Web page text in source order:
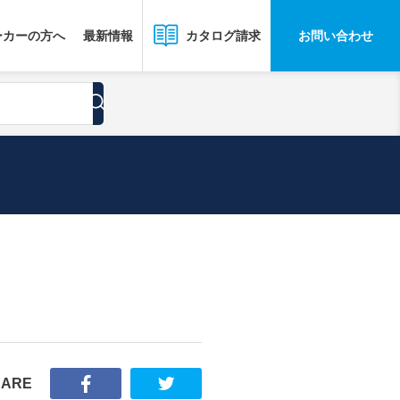
ーの方へ 最新情報 カタログ請求 お問い合わせ